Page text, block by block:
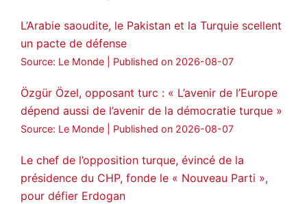
statement on Abdullah Öcalan meeting
#AbdullahÖcalan #PeaceProcess
🔗https://medyanews.rs/h4lwBwQ
3 2 Twitter
Voir plus...
L’Arabie saoudite, le Pakistan et la Turquie scellent
un pacte de défense
Source: Le Monde Published on 2026-08-07
Özgür Özel, opposant turc : « L’avenir de l’Europe
dépend aussi de l’avenir de la démocratie turque »
Source: Le Monde Published on 2026-08-07
Le chef de l’opposition turque, évincé de la
présidence du CHP, fonde le « Nouveau Parti »,
pour défier Erdogan